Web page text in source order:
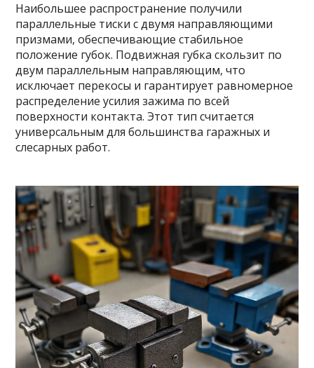
Наибольшее распространение получили
параллельные тиски с двумя направляющими
призмами, обеспечивающие стабильное
положение губок. Подвижная губка скользит по
двум параллельным направляющим, что
исключает перекосы и гарантирует равномерное
распределение усилия зажима по всей
поверхности контакта. Этот тип считается
универсальным для большинства гаражных и
слесарных работ.